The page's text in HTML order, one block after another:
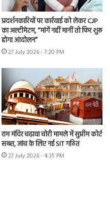
प्रदर्शनकारियों पर कार्रवाई को लेकर CJP
का अल्टीमेटम, “मांगें नहीं मानीं तो फिर शुरू
होगा आंदोलन”
27 July 2026 - 7:20 PM
राम मंदिर चढ़ावा चोरी मामले में सुप्रीम कोर्ट
सख्त, जांच के लिए नई SIT गठित
27 July 2026 - 4:35 PM